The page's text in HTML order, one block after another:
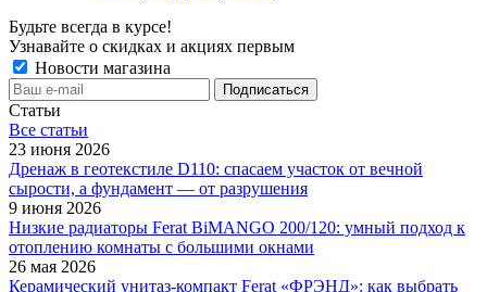
Будьте всегда в курсе!
Узнавайте о скидках и акциях первым
Новости магазина
Статьи
Все cтатьи
23 июня 2026
Дренаж в геотекстиле D110: спасаем участок от вечной
сырости, а фундамент — от разрушения
9 июня 2026
Низкие радиаторы Ferat BiMANGO 200/120: умный подход к
отоплению комнаты с большими окнами
26 мая 2026
Керамический унитаз-компакт Ferat «ФРЭНД»: как выбрать